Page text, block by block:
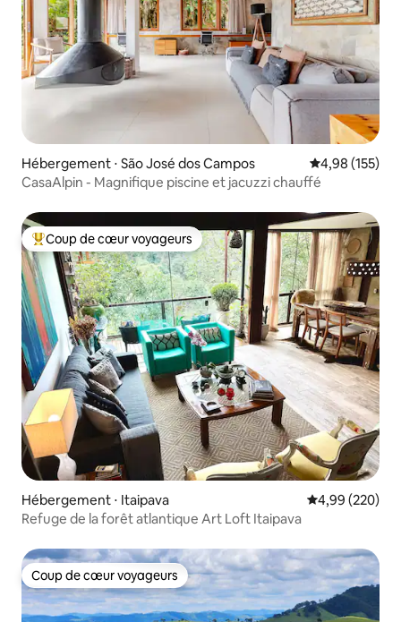
Hébergement ⋅ São José dos Campos Évaluation
4,98 (155)
CasaAlpin - Magnifique piscine et jacuzzi chauffé
Coups de cœur voyageurs les plus appréciés
Coup de cœur voyageurs
Hébergement ⋅ Itaipava Évaluation
4,99 (220)
Refuge de la forêt atlantique Art Loft Itaipava
Coup de cœur voyageurs
Coup de cœur voyageurs